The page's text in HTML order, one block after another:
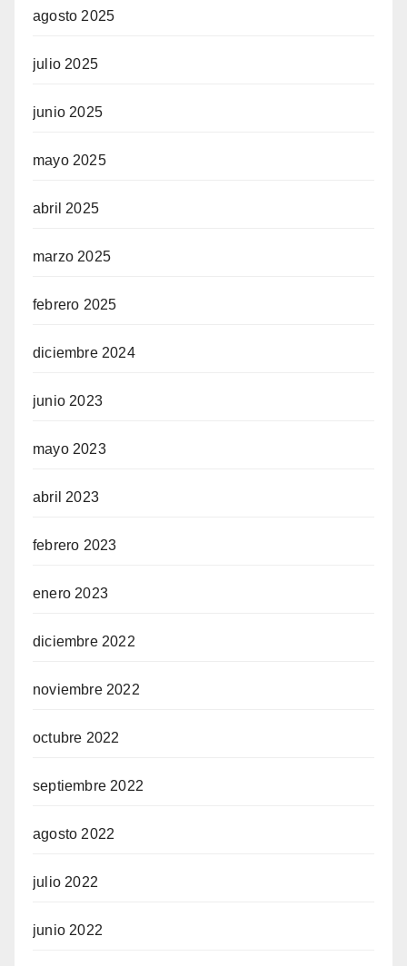
agosto 2025
julio 2025
junio 2025
mayo 2025
abril 2025
marzo 2025
febrero 2025
diciembre 2024
junio 2023
mayo 2023
abril 2023
febrero 2023
enero 2023
diciembre 2022
noviembre 2022
octubre 2022
septiembre 2022
agosto 2022
julio 2022
junio 2022